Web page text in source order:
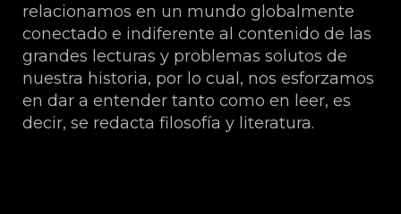
relacionamos en un mundo globalmente
conectado e indiferente al contenido de las
grandes lecturas y problemas solutos de
nuestra historia, por lo cual, nos esforzamos
en dar a entender tanto como en leer, es
decir, se redacta filosofía y literatura.